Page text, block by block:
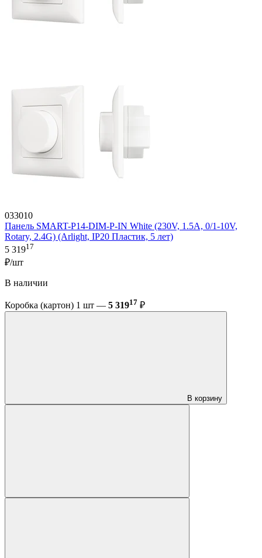
033010
Панель SMART-P14-DIM-P-IN White (230V, 1.5A, 0/1-10V,
Rotary, 2.4G) (Arlight, IP20 Пластик, 5 лет)
5 31917
₽/шт
В наличии
Коробка (картон) 1 шт — 5 31917 ₽
В корзину